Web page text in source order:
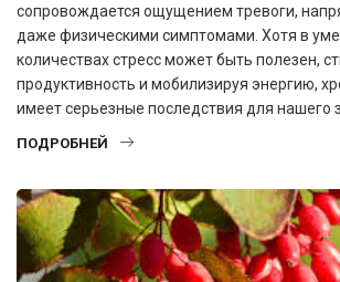
сопровождается ощущением тревоги,
даже физическими симптомами. Хотя в
количествах стресс может быть полезен,
продуктивность и мобилизируя энергию,
имеет серьезные последствия для нашего
ПОДРОБНЕЙ